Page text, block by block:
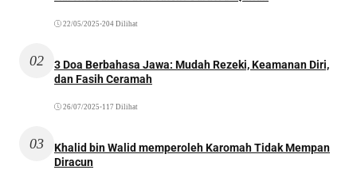
22/05/2025 •204 Dilihat
02
3 Doa Berbahasa Jawa: Mudah Rezeki, Keamanan Diri,
dan Fasih Ceramah
26/07/2025 •117 Dilihat
03
Khalid bin Walid memperoleh Karomah Tidak Mempan
Diracun